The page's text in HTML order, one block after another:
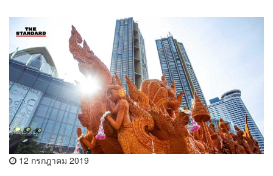
12 กรกฎาคม 2019